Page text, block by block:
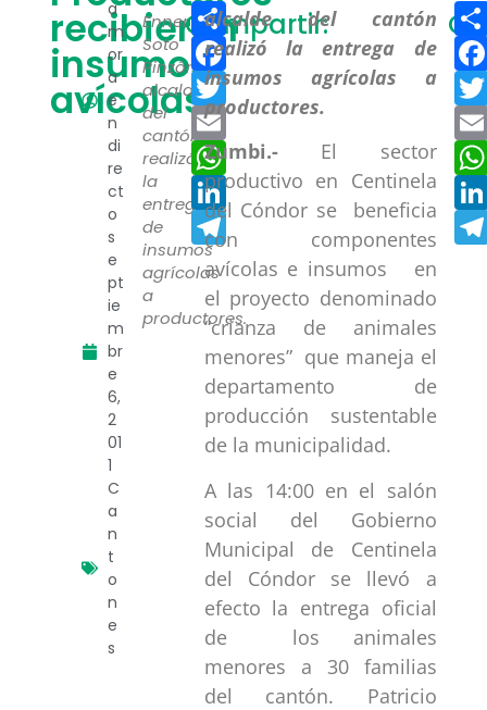
recibieron
insumos
avícolas
a
m
or
a
e
n
di
re
ct
o
s
e
pt
ie
m
br
e
6,
2
01
1
C
a
n
t
o
n
e
s
Enner
Soto
Pinzón,
alcalde
del
cantón
realizó
la
entrega
de
insumos
agrícolas
a
productores.
Compartir:
Compartir
Facebook
Twitter
Email
WhatsApp
LinkedIn
Telegram
Zumbi.- El sector
productivo en Centinela
del Cóndor se beneficia
con componentes
avícolas e insumos en
el proyecto denominado
“crianza de animales
menores” que maneja el
departamento de
producción sustentable
de la municipalidad.
A las 14:00 en el salón
social del Gobierno
Municipal de Centinela
del Cóndor se llevó a
efecto la entrega oficial
de los animales
menores a 30 familias
del cantón. Patricio